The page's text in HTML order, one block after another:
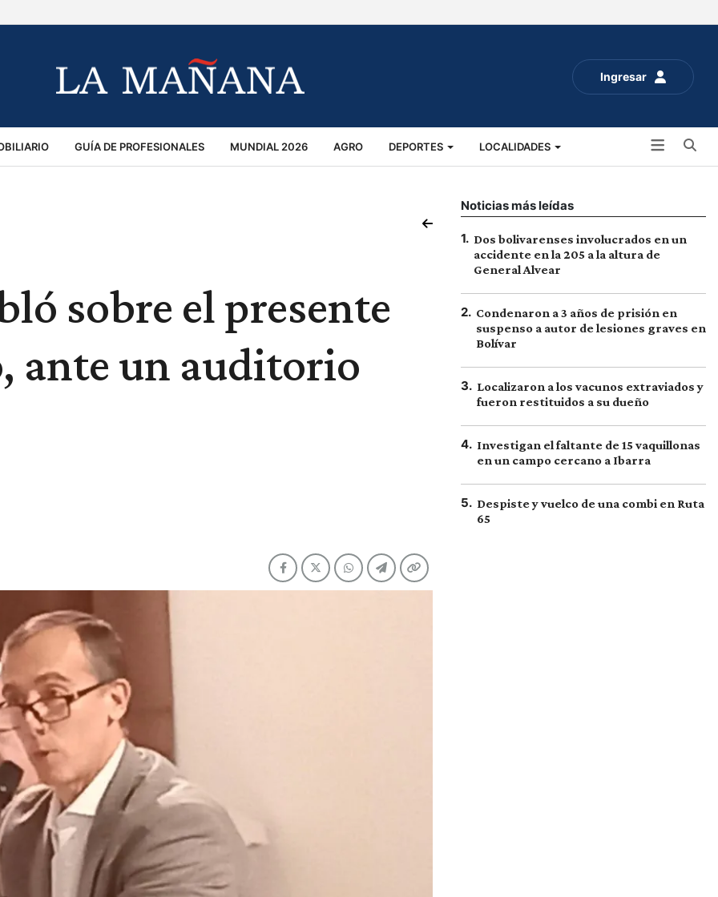
Ingresar
GUÍA DE PROFESIONALES MUNDIAL 2026 AGRO DEPORTES LOCALIDADES
sobre el presente
ante un auditorio
Noticias más leídas
1. Dos bolivarenses involucrados en un
accidente en la 205 a la altura de
General Alvear
2. Condenaron a 3 años de prisión en
suspenso a autor de lesiones graves en
Bolívar
3. Localizaron a los vacunos extraviados y
fueron restituidos a su dueño
4. Investigan el faltante de 15 vaquillonas
en un campo cercano a Ibarra
5. Despiste y vuelco de una combi en Ruta
65